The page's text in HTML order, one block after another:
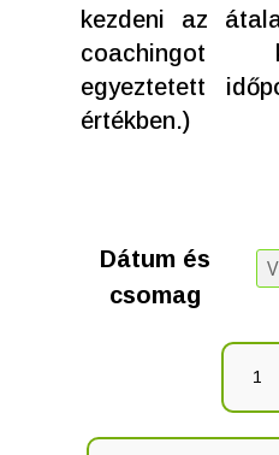
kezdeni az
coachingot
egyeztetett
értékben.)
Dátum és
csomag